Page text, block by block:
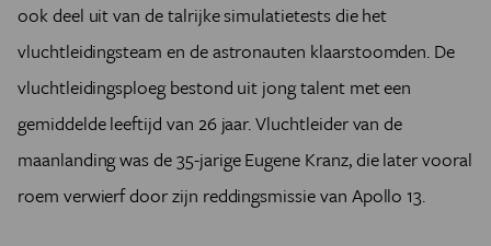
ook deel uit van de talrijke simulatietests die het
vluchtleidingsteam en de astronauten klaarstoomden. De
vluchtleidingsploeg bestond uit jong talent met een
gemiddelde leeftijd van 26 jaar. Vluchtleider van de
maanlanding was de 35-jarige Eugene Kranz, die later vooral
roem verwierf door zijn reddingsmissie van Apollo 13.